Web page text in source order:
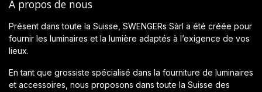
À propos de nous
Présent dans toute la Suisse, SWENGERs Sàrl a été créée pour
fournir les luminaires et la lumière adaptés à l’exigence de vos
lieux.
En tant que grossiste spécialisé dans la fourniture de luminaires
et accessoires, nous proposons dans toute la Suisse des